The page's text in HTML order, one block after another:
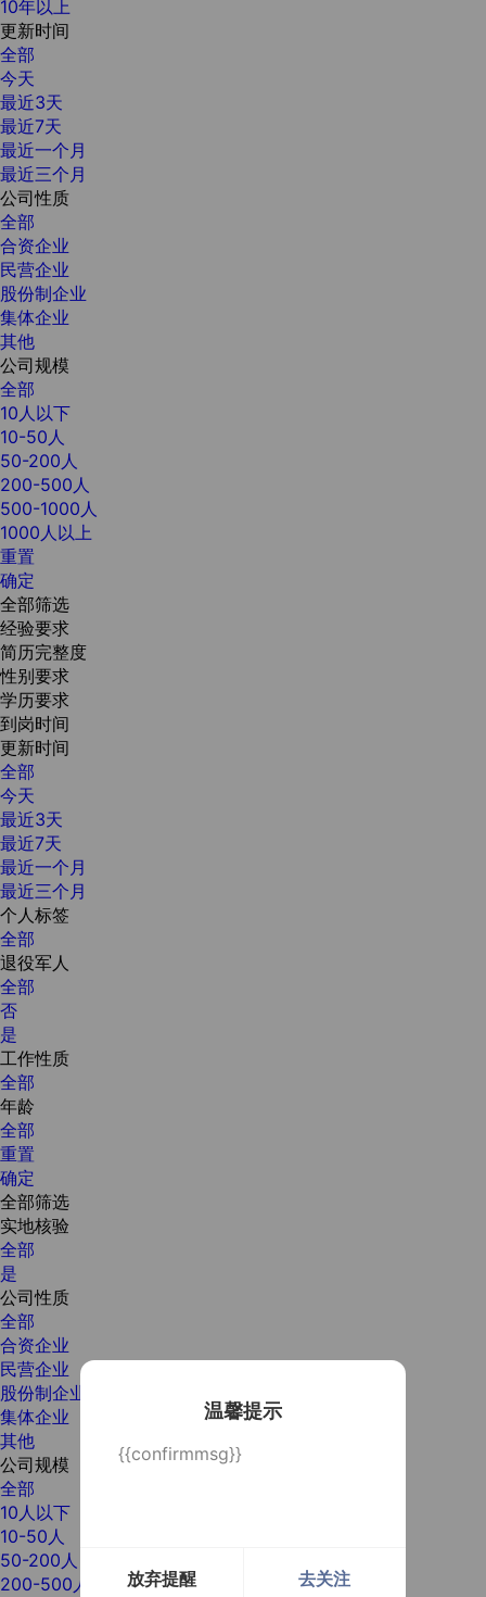
温馨提示
{{confirmmsg}}
放弃提醒 去关注
10年以上
更新时间
全部
今天
最近3天
最近7天
最近一个月
最近三个月
公司性质
全部
合资企业
民营企业
股份制企业
集体企业
其他
公司规模
全部
10人以下
10-50人
50-200人
200-500人
500-1000人
1000人以上
重置
确定
全部筛选
经验要求
简历完整度
性别要求
学历要求
到岗时间
更新时间
全部
今天
最近3天
最近7天
最近一个月
最近三个月
个人标签
全部
退役军人
全部
否
是
工作性质
全部
年龄
全部
重置
确定
全部筛选
实地核验
全部
是
公司性质
全部
合资企业
民营企业
股份制企业
集体企业
其他
公司规模
全部
10人以下
10-50人
50-200人
200-500人